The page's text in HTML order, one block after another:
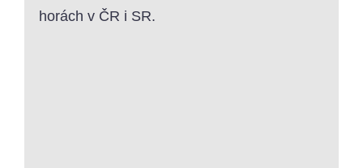
horách v ČR i SR.